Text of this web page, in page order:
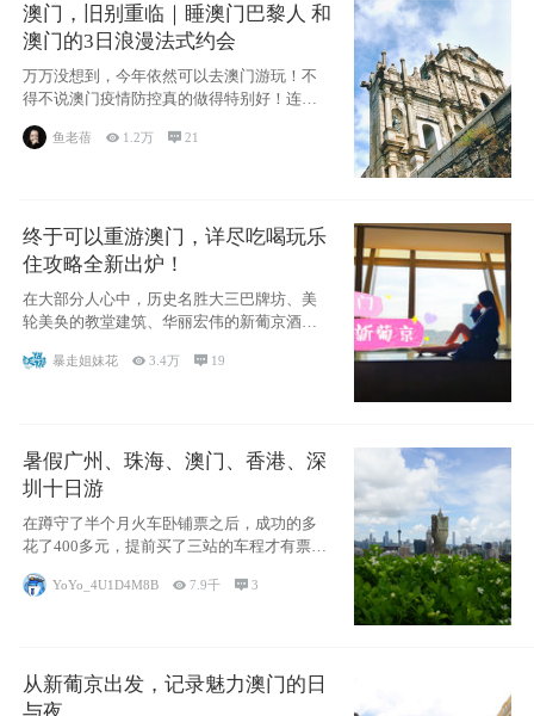
澳门，旧别重临｜睡澳门巴黎人 和
澳门的3日浪漫法式约会
万万没想到，今年依然可以去澳门游玩！不
得不说澳门疫情防控真的做得特别好！连续
鱼老蓓  1.2万 21
终于可以重游澳门，详尽吃喝玩乐
住攻略全新出炉！
在大部分人心中，历史名胜大三巴牌坊、美
轮美奂的教堂建筑、华丽宏伟的新葡京酒
暴走姐妹花 3.4万  19
暑假广州、珠海、澳门、香港、深
圳十日游
在蹲守了半个月火车卧铺票之后，成功的多
花了400多元，提前买了三站的车程才有票并
YoYo_4U1D4M8B 7.9千  3
从新葡京出发，记录魅力澳门的日